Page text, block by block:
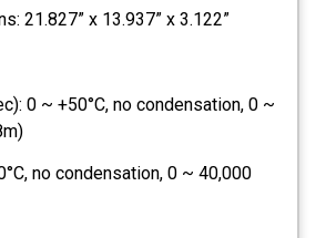
21.827” x 13.937” x 3.122”
0 ~ +50°C, no condensation, 0 ~
no condensation, 0 ~ 40,000